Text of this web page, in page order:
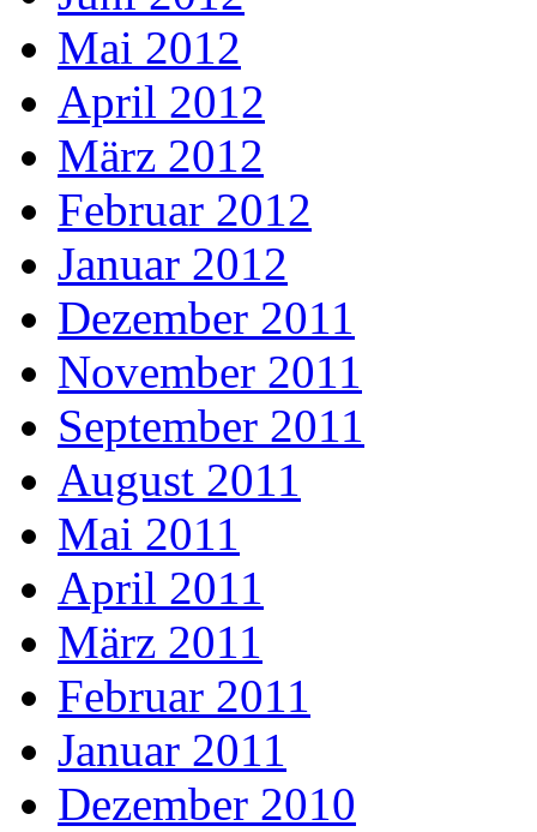
Mai 2012
April 2012
März 2012
Februar 2012
Januar 2012
Dezember 2011
November 2011
September 2011
August 2011
Mai 2011
April 2011
März 2011
Februar 2011
Januar 2011
Dezember 2010